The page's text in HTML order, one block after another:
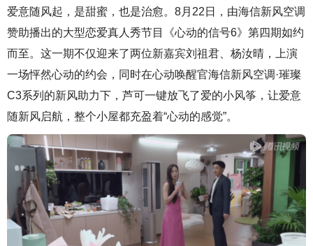
爱意随风起，是甜蜜，也是治愈。8月22日，由海信新风空调
赞助播出的大型恋爱真人秀节目《心动的信号6》第四期如约
而至。这一期不仅迎来了两位新嘉宾刘祖君、杨汝晴，上演
一场怦然心动的约会，同时在心动唤醒官海信新风空调·璀璨
C3系列的新风助力下，芦可一键放飞了爱的小风筝，让爱意
随新风启航，整个小屋都充盈着“心动的感觉”。